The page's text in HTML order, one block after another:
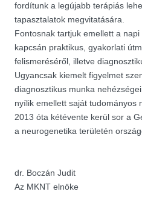
fordítunk a legújabb terápiás
tapasztalatok megvitatására.
Fontosnak tartjuk emellett a
kapcsán praktikus, gyakorlati
felismeréséről, illetve
Ugyancsak kiemelt figyelmet
diagnosztikus munka
nyílik emellett saját tudományos
2013 óta kétévente kerül sor a
a neurogenetika területén
dr. Boczán Judit
Az MKNT elnöke